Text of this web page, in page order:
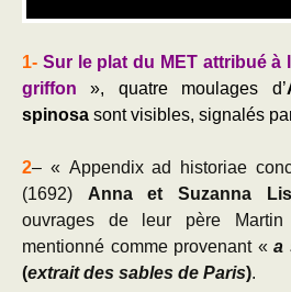
1- Sur le plat du MET attribué à
griffon », quatre moulages d’
spinosa sont visibles, signalés
2– « Appendix ad historiae
(1692) Anna et Suzanna
ouvrages de leur père
mentionné comme provenant «a
(extrait des sables de Paris).